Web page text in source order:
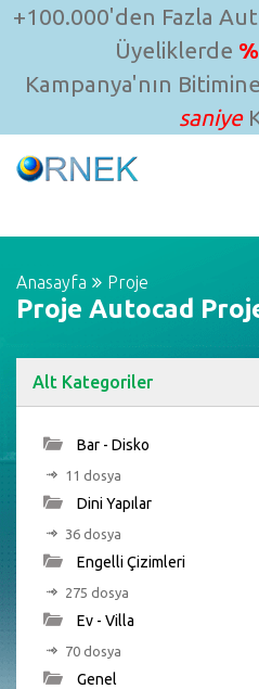
+100.000'den Fazla
Üyeliklerde
Kampanya'nın Bitimine
saniye
Anasayfa Proje
Proje Autocad
Alt Kategoriler
Bar - Disko
11 dosya
Dini Yapılar
36 dosya
Engelli Çizimleri
275 dosya
Ev - Villa
70 dosya
Genel